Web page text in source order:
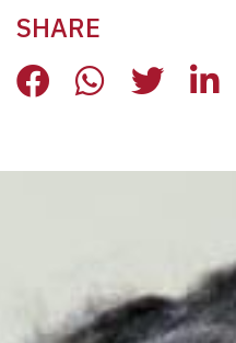
SHARE
SEI INCONTRI
SEI SEI